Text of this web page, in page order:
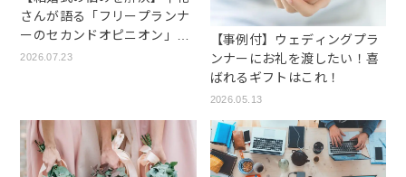
さんが語る「フリープランナ
ーのセカンドオピニオン」の
魅力
2026.07.23
【事例付】ウェディングプラ
ンナーにお礼を渡したい！喜
ばれるギフトはこれ！
2026.05.13